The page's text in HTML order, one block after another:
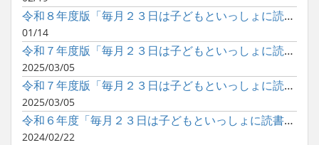
令和８年度版「毎月２３日は子どもといっしょに読書の日」ポスタ...
01/14
令和７年度版「毎月２３日は子どもといっしょに読書の日」ポスタ...
2025/03/05
令和７年度版「毎月２３日は子どもといっしょに読書の日」ポスタ...
2025/03/05
令和６年度「毎月２３日は子どもといっしょに読書の日」の巡回展...
2024/02/22